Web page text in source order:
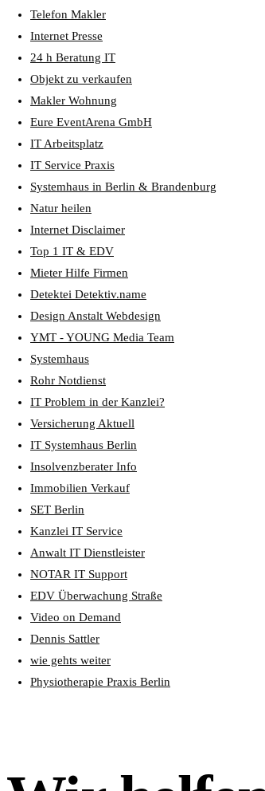
Telefon Makler
Internet Presse
24 h Beratung IT
Objekt zu verkaufen
Makler Wohnung
Eure EventArena GmbH
IT Arbeitsplatz
IT Service Praxis
Systemhaus in Berlin & Brandenburg
Natur heilen
Internet Disclaimer
Top 1 IT & EDV
Mieter Hilfe Firmen
Detektei Detektiv.name
Design Anstalt Webdesign
YMT - YOUNG Media Team
Systemhaus
Rohr Notdienst
IT Problem in der Kanzlei?
Versicherung Aktuell
IT Systemhaus Berlin
Insolvenzberater Info
Immobilien Verkauf
SET Berlin
Kanzlei IT Service
Anwalt IT Dienstleister
NOTAR IT Support
EDV Überwachung Straße
Video on Demand
Dennis Sattler
wie gehts weiter
Physiotherapie Praxis Berlin